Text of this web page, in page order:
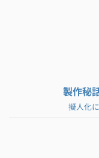
製作秘
擬人化